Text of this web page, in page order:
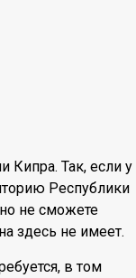
Кипра. Так, если у
Республики
не сможете
здесь не имеет.
в том